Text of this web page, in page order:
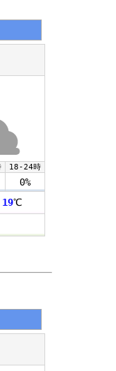
18-24時
0%
19℃